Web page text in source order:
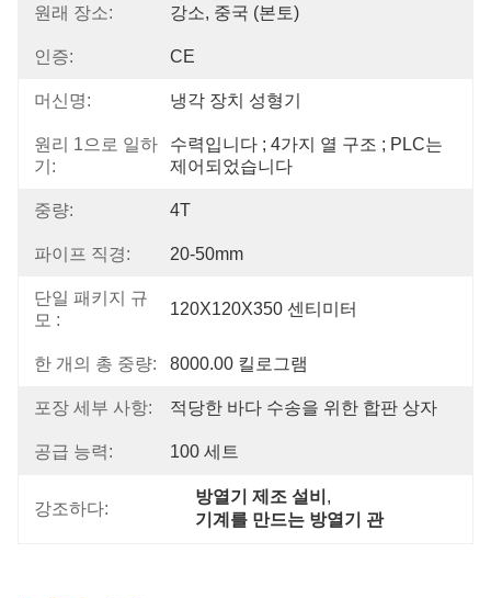
원래 장소: 강소, 중국 (본토)
인증: CE
머신명: 냉각 장치 성형기
원리 1으로 일하
기:
수력입니다 ; 4가지 열 구조 ; PLC는
제어되었습니다
중량: 4T
파이프 직경: 20-50mm
단일 패키지 규
모 :
120X120X350 센티미터
한 개의 총 중량: 8000.00 킬로그램
포장 세부 사항: 적당한 바다 수송을 위한 합판 상자
공급 능력: 100 세트
강조하다:
방열기 제조 설비 ,
기계를 만드는 방열기 관